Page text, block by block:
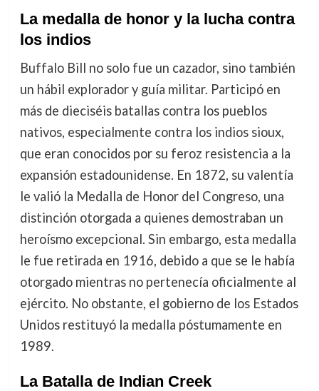
La medalla de honor y la lucha contra
los indios
Buffalo Bill no solo fue un cazador, sino también
un hábil explorador y guía militar. Participó en
más de dieciséis batallas contra los pueblos
nativos, especialmente contra los indios sioux,
que eran conocidos por su feroz resistencia a la
expansión estadounidense. En 1872, su valentía
le valió la Medalla de Honor del Congreso, una
distinción otorgada a quienes demostraban un
heroísmo excepcional. Sin embargo, esta medalla
le fue retirada en 1916, debido a que se le había
otorgado mientras no pertenecía oficialmente al
ejército. No obstante, el gobierno de los Estados
Unidos restituyó la medalla póstumamente en
1989.
La Batalla de Indian Creek